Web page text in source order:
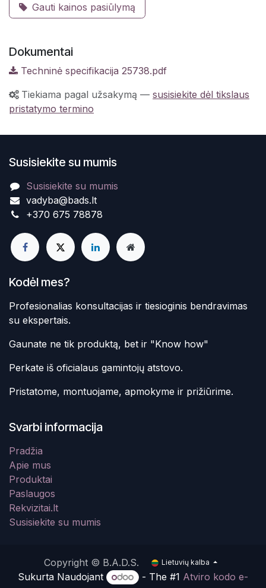
Gauti kainos pasiūlymą
Dokumentai
Techninė specifikacija 25738.pdf
Tiekiama pagal užsakymą — susisiekite dėl tikslaus
pristatymo termino
Susisiekite su mumis
Susisiekite su mumis
vadyba@bads.lt
+370 675 78878
Kodėl mes?
Profesionalias konsultacijas ir tiesioginis bendravimas
su ekspertais.
Gaunate ne tik produktą, bet ir "Know how"
Perkate iš oficialaus gamintojų atstovo.
Pristatome, montuojame, apmokyme ir prižiūrime.
Svarbi informacija
Pradžia
Apie mus
Produktai
Paslaugos
Rekvizitai.lt
Susisiekite su mumis
Copyright © B.A.D.S. Lietuvių kalba
Sukurta Naudojant - The #1 Atviro kodo e-